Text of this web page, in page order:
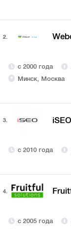
2.
с 2000 года
Минск, Москва
3. iSEO
с 2010 года
4.
с 2005 года